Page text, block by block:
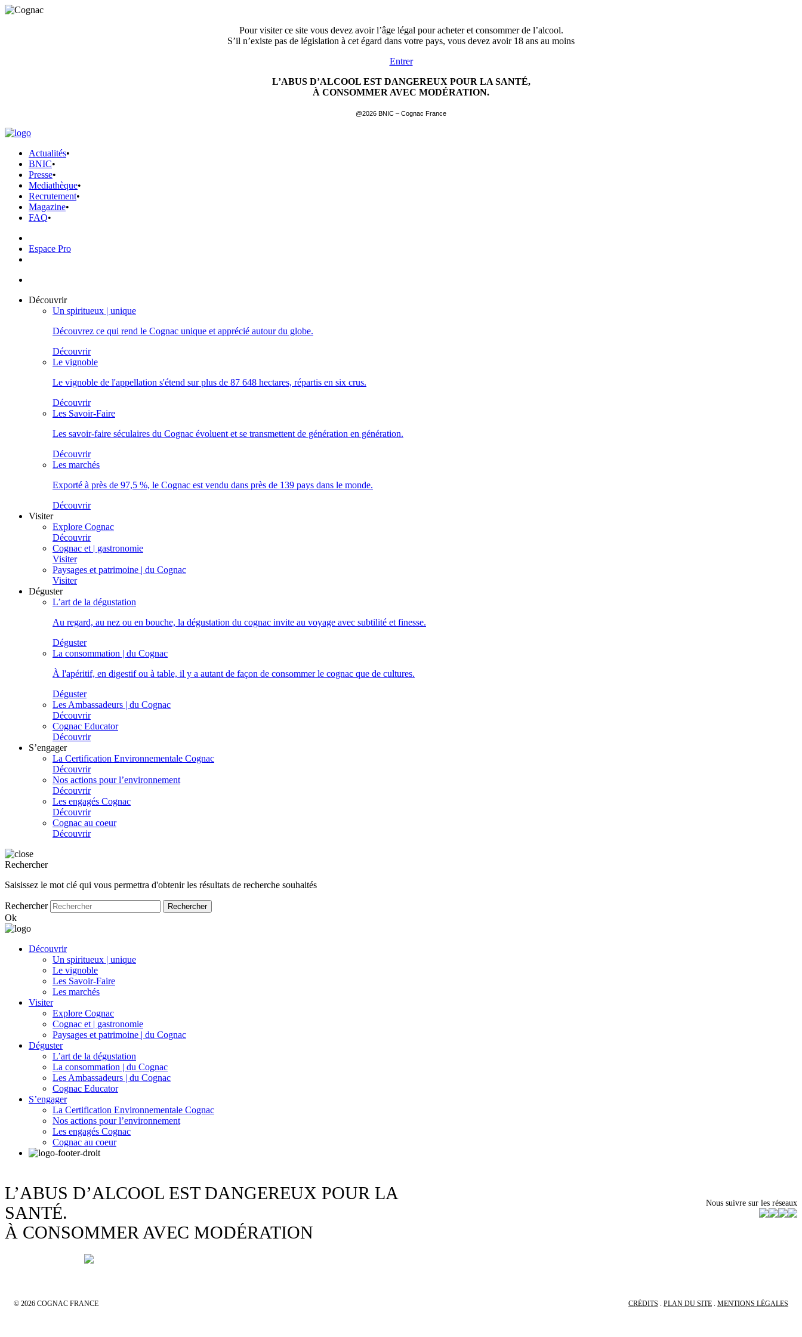
Pour visiter ce site vous devez avoir l’âge légal pour acheter et consommer de l’alcool.
S’il n’existe pas de législation à cet égard dans votre pays, vous devez avoir 18 ans au moins
Entrer
L’ABUS D’ALCOOL EST DANGEREUX POUR LA SANTÉ,
À CONSOMMER AVEC MODÉRATION.
@2026 BNIC – Cognac France
Actualités•
BNIC•
Presse•
Mediathèque•
Recrutement•
Magazine•
FAQ•
Espace Pro
Découvrir
Un spiritueux | unique
Découvrez ce qui rend le Cognac unique et apprécié autour du globe.
Découvrir
Le vignoble
Le vignoble de l'appellation s'étend sur plus de 87 648 hectares, répartis en six crus.
Découvrir
Les Savoir-Faire
Les savoir-faire séculaires du Cognac évoluent et se transmettent de génération en génération.
Découvrir
Les marchés
Exporté à près de 97,5 %, le Cognac est vendu dans près de 139 pays dans le monde.
Découvrir
Visiter
Explore Cognac
Découvrir
Cognac et | gastronomie
Visiter
Paysages et patrimoine | du Cognac
Visiter
Déguster
L’art de la dégustation
Au regard, au nez ou en bouche, la dégustation du cognac invite au voyage avec subtilité et finesse.
Déguster
La consommation | du Cognac
À l'apéritif, en digestif ou à table, il y a autant de façon de consommer le cognac que de cultures.
Déguster
Les Ambassadeurs | du Cognac
Découvrir
Cognac Educator
Découvrir
S’engager
La Certification Environnementale Cognac
Découvrir
Nos actions pour l’environnement
Découvrir
Les engagés Cognac
Découvrir
Cognac au coeur
Découvrir
Rechercher
Saisissez le mot clé qui vous permettra d'obtenir les résultats de recherche souhaités
Rechercher
Ok
Découvrir
Un spiritueux | unique
Le vignoble
Les Savoir-Faire
Les marchés
Visiter
Explore Cognac
Cognac et | gastronomie
Paysages et patrimoine | du Cognac
Déguster
L’art de la dégustation
La consommation | du Cognac
Les Ambassadeurs | du Cognac
Cognac Educator
S’engager
La Certification Environnementale Cognac
Nos actions pour l’environnement
Les engagés Cognac
Cognac au coeur
L’ABUS D’ALCOOL EST DANGEREUX POUR LA
SANTÉ.
À CONSOMMER AVEC MODÉRATION
Nous suivre sur les réseaux
© 2026 COGNAC FRANCE CRÉDITS . PLAN DU SITE . MENTIONS LÉGALES